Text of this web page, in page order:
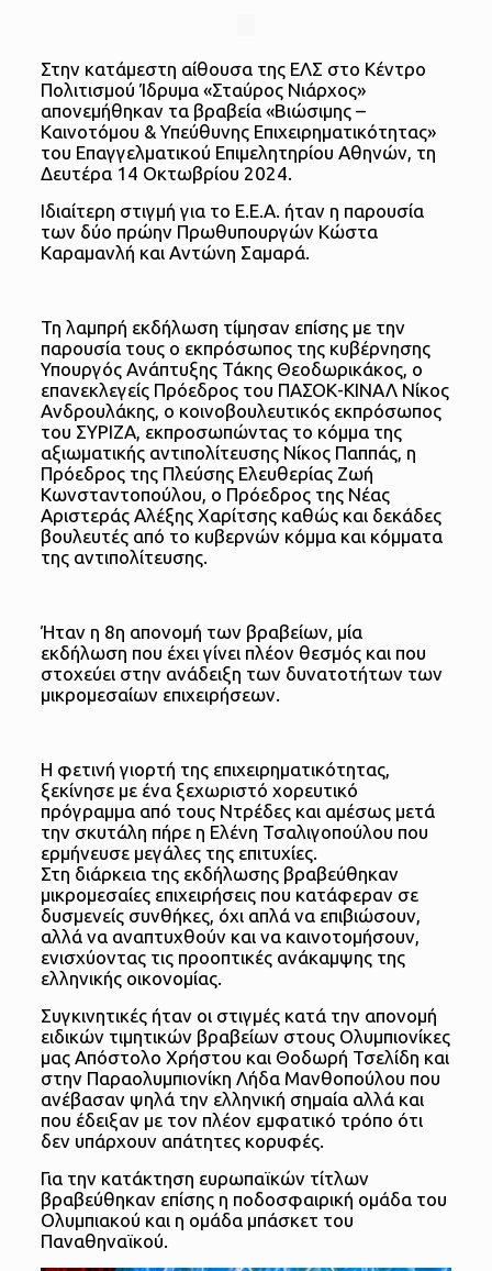
Στην κατάμεστη αίθουσα της ΕΛΣ στο Κέντρο
Πολιτισμού Ίδρυμα «Σταύρος Νιάρχος»
απονεμήθηκαν τα βραβεία «Βιώσιμης –
Καινοτόμου & Υπεύθυνης Επιχειρηματικότητας»
του Επαγγελματικού Επιμελητηρίου Αθηνών, τη
Δευτέρα 14 Οκτωβρίου 2024.
Ιδιαίτερη στιγμή για το Ε.Ε.Α. ήταν η παρουσία
των δύο πρώην Πρωθυπουργών Κώστα
Καραμανλή και Αντώνη Σαμαρά.
Τη λαμπρή εκδήλωση τίμησαν επίσης με την
παρουσία τους ο εκπρόσωπος της κυβέρνησης
Υπουργός Ανάπτυξης Τάκης Θεοδωρικάκος, ο
επανεκλεγείς Πρόεδρος του ΠΑΣΟΚ-ΚΙΝΑΛ Νίκος
Ανδρουλάκης, ο κοινοβουλευτικός εκπρόσωπος
του ΣΥΡΙΖΑ, εκπροσωπώντας το κόμμα της
αξιωματικής αντιπολίτευσης Νίκος Παππάς, η
Πρόεδρος της Πλεύσης Ελευθερίας Ζωή
Κωνσταντοπούλου, ο Πρόεδρος της Νέας
Αριστεράς Αλέξης Χαρίτσης καθώς και δεκάδες
βουλευτές από το κυβερνών κόμμα και κόμματα
της αντιπολίτευσης.
Ήταν η 8η απονομή των βραβείων, μία
εκδήλωση που έχει γίνει πλέον θεσμός και που
στοχεύει στην ανάδειξη των δυνατοτήτων των
μικρομεσαίων επιχειρήσεων.
Η φετινή γιορτή της επιχειρηματικότητας,
ξεκίνησε με ένα ξεχωριστό χορευτικό
πρόγραμμα από τους Ντρέδες και αμέσως μετά
την σκυτάλη πήρε η Ελένη Τσαλιγοπούλου που
ερμήνευσε μεγάλες της επιτυχίες.
Στη διάρκεια της εκδήλωσης βραβεύθηκαν
μικρομεσαίες επιχειρήσεις που κατάφεραν σε
δυσμενείς συνθήκες, όχι απλά να επιβιώσουν,
αλλά να αναπτυχθούν και να καινοτομήσουν,
ενισχύοντας τις προοπτικές ανάκαμψης της
ελληνικής οικονομίας.
Συγκινητικές ήταν οι στιγμές κατά την απονομή
ειδικών τιμητικών βραβείων στους Ολυμπιονίκες
μας Απόστολο Χρήστου και Θοδωρή Τσελίδη και
στην Παραολυμπιονίκη Λήδα Μανθοπούλου που
ανέβασαν ψηλά την ελληνική σημαία αλλά και
που έδειξαν με τον πλέον εμφατικό τρόπο ότι
δεν υπάρχουν απάτητες κορυφές.
Για την κατάκτηση ευρωπαϊκών τίτλων
βραβεύθηκαν επίσης η ποδοσφαιρική ομάδα του
Ολυμπιακού και η ομάδα μπάσκετ του
Παναθηναϊκού.